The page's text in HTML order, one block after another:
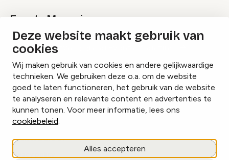
Deze website maakt gebruik van
cookies
Wij maken gebruik van cookies en andere gelijkwaardige
technieken. We gebruiken deze o.a. om de website
goed te laten functioneren, het gebruik van de website
te analyseren en relevante content en advertenties te
kunnen tonen. Voor meer informatie, lees ons
cookiebeleid.
Alles accepteren
Events Magazine
Ik ontvang graag Events Magazine
InstagramFacebookLinkedIn
Cookies beheren
Privacy policy